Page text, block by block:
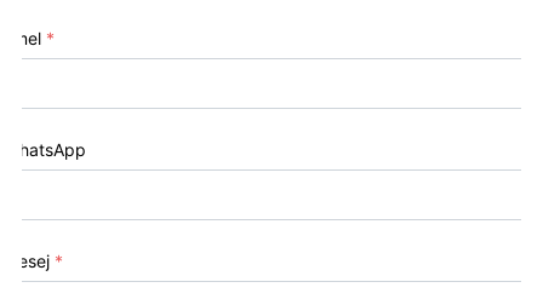
Emel *
WhatsApp
Mesej *